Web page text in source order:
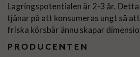
Lagringspotentialen är 2-3 år.
tjänar på att konsumeras ungt så
friska körsbär ännu skapar
PRODUCENTEN